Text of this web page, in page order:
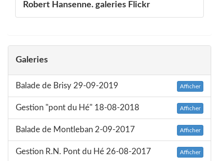
Robert Hansenne. galeries Flickr
Galeries
Balade de Brisy 29-09-2019 Afficher
Gestion "pont du Hé" 18-08-2018 Afficher
Balade de Montleban 2-09-2017 Afficher
Gestion R.N. Pont du Hé 26-08-2017 Afficher